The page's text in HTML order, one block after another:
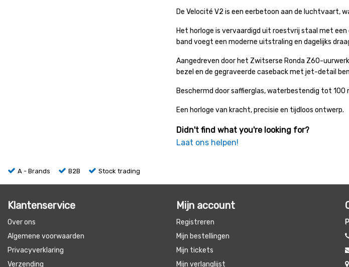
De Velocité V2 is een eerbetoon aan de luchtvaart,
Het horloge is vervaardigd uit roestvrij staal met
band voegt een moderne uitstraling en dagelijks
Aangedreven door het Zwitserse Ronda Z60-
bezel en de gegraveerde caseback met jet-detail
Beschermd door saffierglas, waterbestendig tot 100
Een horloge van kracht, precisie en tijdloos ontwerp.
Didn't find what you're looking for?
Laat ons helpen!
A - Brands B2B Stock trading
Klantenservice
Over ons
Algemene voorwaarden
Privacyverklaring
Verzending
Mijn account
Registreren
Mijn bestellingen
Mijn tickets
Mijn verlanglijst